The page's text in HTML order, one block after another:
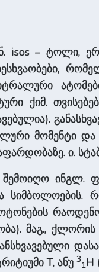
isos – ტოლი,
ქიმ.
მომენტი
ი.
ინგლ.
სიმბოლოების.
მაგ.,
T, ანუ3
1H